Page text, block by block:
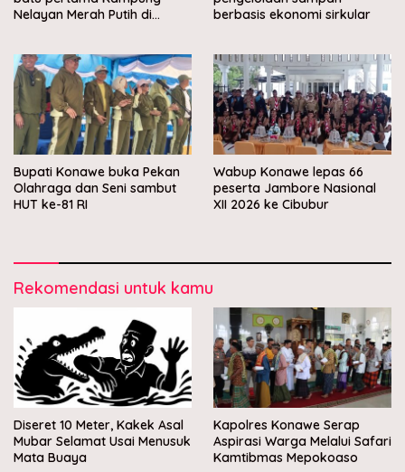
Nelayan Merah Putih di
berbasis ekonomi sirkular
Bupati Konawe buka Pekan
Olahraga dan Seni sambut
HUT ke-81 RI
Wabup Konawe lepas 66
peserta Jambore Nasional
XII 2026 ke Cibubur
Rekomendasi untuk kamu
Diseret 10 Meter, Kakek Asal
Mubar Selamat Usai Menusuk
Mata Buaya
Kapolres Konawe Serap
Aspirasi Warga Melalui Safari
Kamtibmas Mepokoaso